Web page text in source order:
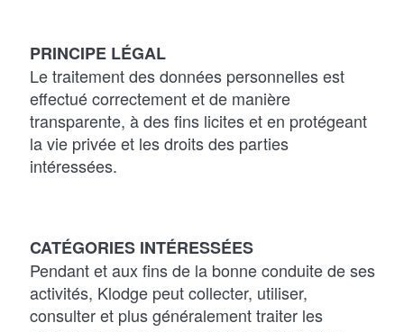
PRINCIPE LÉGAL
Le traitement des données personnelles est
effectué correctement et de manière
transparente, à des fins licites et en protégeant
la vie privée et les droits des parties
intéressées.
CATÉGORIES INTÉRESSÉES
Pendant et aux fins de la bonne conduite de ses
activités, Klodge peut collecter, utiliser,
consulter et plus généralement traiter les